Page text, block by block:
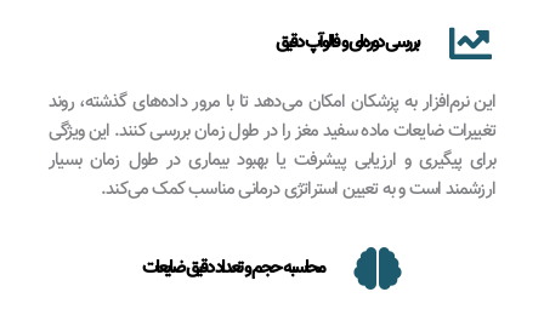
بررسی دوره‌ای و فالوآپ دقیق
این نرم‌افزار به پزشکان امکان می‌دهد تا با مرور داده‌های گذشته، روند
تغییرات ضایعات ماده سفید مغز را در طول زمان بررسی کنند. این ویژگی
برای پیگیری و ارزیابی پیشرفت یا بهبود بیماری در طول زمان بسیار
ارزشمند است و به تعیین استراتژی درمانی مناسب کمک می‌کند.
محاسبه حجم و تعداد دقیق ضایعات